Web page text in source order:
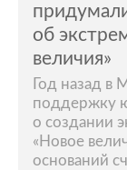
об
величия»
Год назад
поддержку
о создании
«Новое
оснований